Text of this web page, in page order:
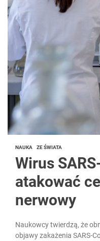
NAUKA ZE ŚWIATA
Wirus
atakować
nerwowy
Naukowcy twierdzą, że
objawy zakażenia SARS-